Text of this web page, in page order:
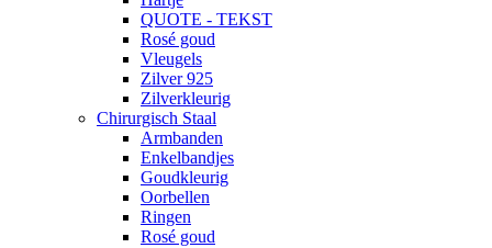
QUOTE - TEKST
Rosé goud
Vleugels
Zilver 925
Zilverkleurig
Chirurgisch Staal
Armbanden
Enkelbandjes
Goudkleurig
Oorbellen
Ringen
Rosé goud